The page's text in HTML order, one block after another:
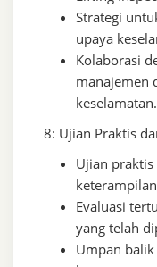
Strategi
upaya
Kolaborasi
manajemen
keselamatan.
8: Ujian Praktis
Ujian
Evaluasi
yang telah
Umpan